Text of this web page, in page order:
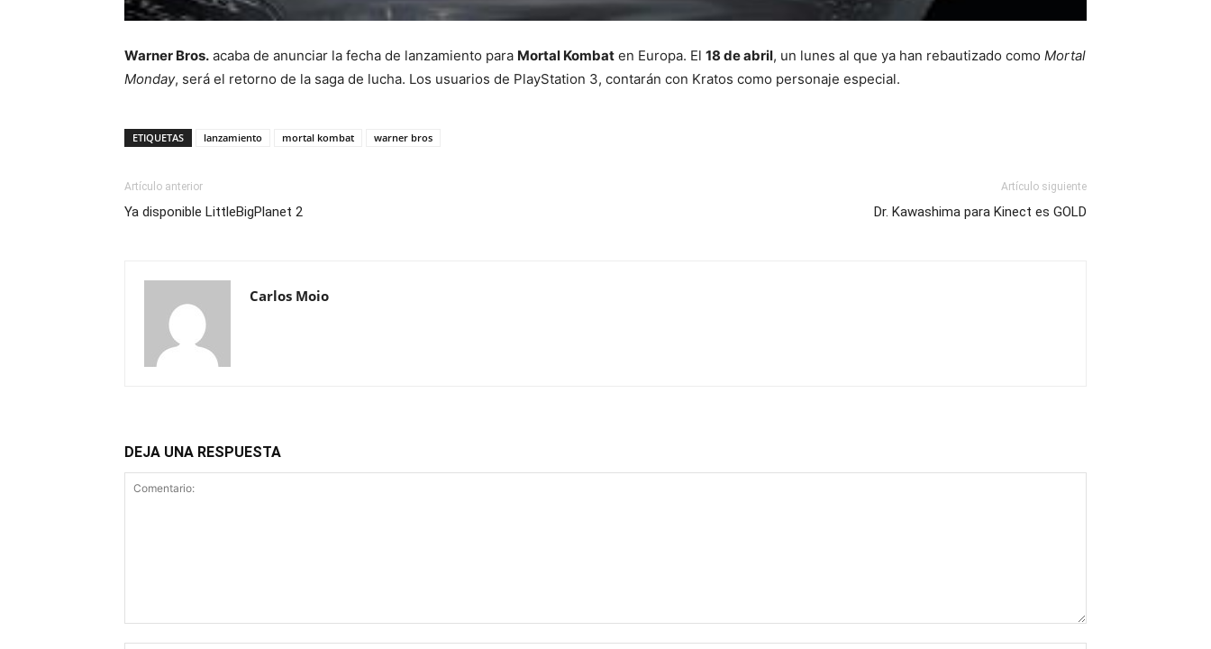
Warner Bros. acaba de anunciar la fecha de lanzamiento para Mortal Kombat en Europa. El 18 de abril, un lunes al que ya han rebautizado como Mortal
Monday, será el retorno de la saga de lucha. Los usuarios de PlayStation 3, contarán con Kratos como personaje especial.
ETIQUETAS lanzamiento mortal kombat warner bros
Artículo anterior
Ya disponible LittleBigPlanet 2
Artículo siguiente
Dr. Kawashima para Kinect es GOLD
Carlos Moio
DEJA UNA RESPUESTA